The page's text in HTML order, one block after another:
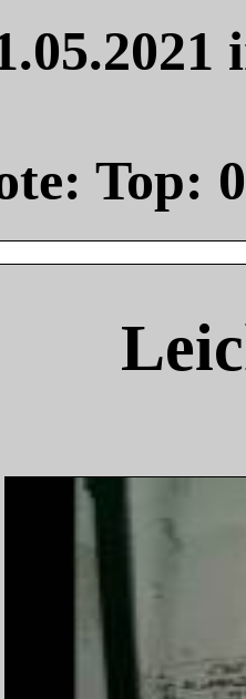
Top: 0